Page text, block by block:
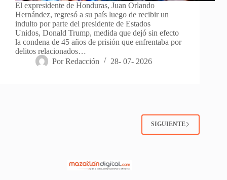
El expresidente de Honduras, Juan Orlando
Hernández, regresó a su país luego de recibir un
indulto por parte del presidente de Estados
Unidos, Donald Trump, medida que dejó sin efecto
la condena de 45 años de prisión que enfrentaba por
delitos relacionados…
Por Redacción 28- 07- 2026
SIGUIENTE